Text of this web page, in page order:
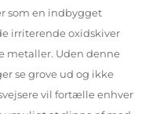
som en indbygget
irriterende oxidskiver
metaller. Uden denne
se grove ud og ikke
vil fortælle enhver